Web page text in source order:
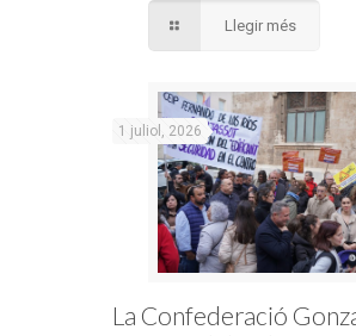
Llegir més
1 juliol, 2026
La Confederació